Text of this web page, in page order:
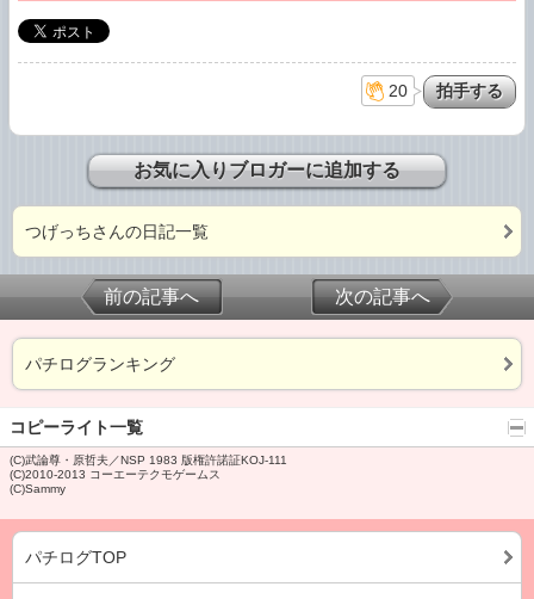
20
お気に入りブロガーに追加する
つげっちさんの日記一覧
前の記事へ 次の記事へ
パチログランキング
コピーライト一覧
(C)武論尊・原哲夫／NSP 1983 版権許諾証KOJ-111
(C)2010-2013 コーエーテクモゲームス
(C)Sammy
パチログTOP